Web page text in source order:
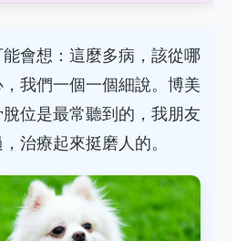
會想：這麼多病，該從哪
我們一個一個細說。博美
位是最常聽到的，我朋友
治療起來挺磨人的。